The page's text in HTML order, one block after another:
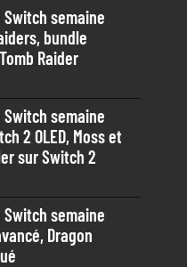
semaine
bundle
Raider
semaine
2 OLED, Moss et
sur Switch 2
semaine
Dragon